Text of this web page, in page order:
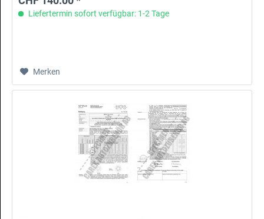
Liefertermin sofort verfügbar: 1-2 Tage
Merken